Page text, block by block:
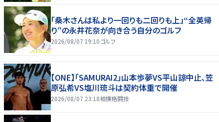
「桑木さんは私より一回りも二回りも上」“全英帰
り”の永井花奈が向き合う自分のゴルフ
2026/08/07 19:10ゴルフ
【ONE】「SAMURAI2」山本歩夢VS平山諒中止、笠
原弘希VS塩川琉斗は契約体重で開催
2026/08/07 23:18相撲格闘技